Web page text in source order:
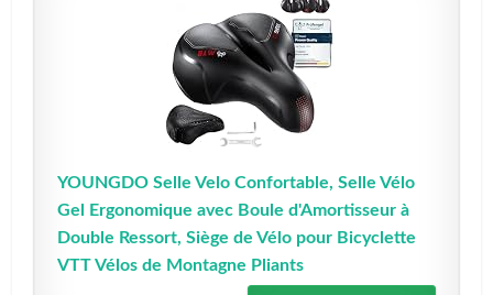
YOUNGDO Selle Velo Confortable, Selle Vélo
Gel Ergonomique avec Boule d'Amortisseur à
Double Ressort, Siège de Vélo pour Bicyclette
VTT Vélos de Montagne Pliants